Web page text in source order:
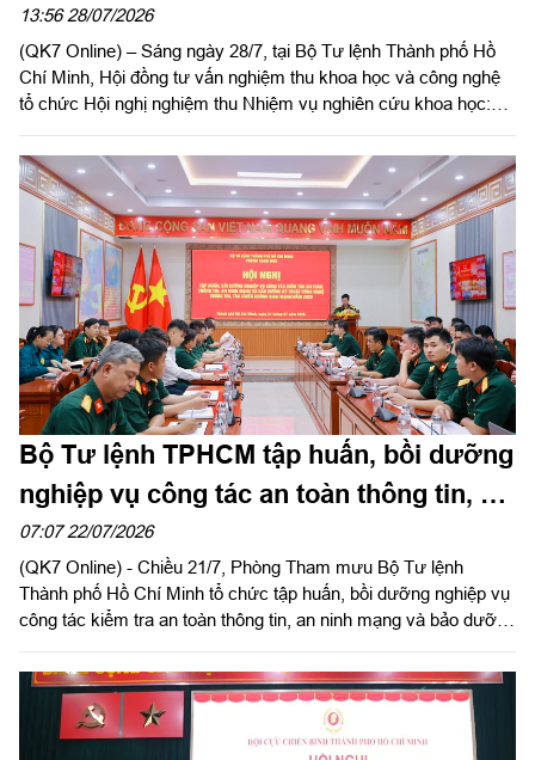
vững tiềm lực quốc phòng Thành phố
Hồ Chí Minh trong thời kỳ mới"
13:56 28/07/2026
(QK7 Online) – Sáng ngày 28/7, tại Bộ Tư lệnh Thành phố Hồ
Chí Minh, Hội đồng tư vấn nghiệm thu khoa học và công nghệ
tổ chức Hội nghị nghiệm thu Nhiệm vụ nghiên cứu khoa học:
phố Hồ Chí Minh trong thời kỳ mới”. Trung tướng, PGS, TS
Trần Thái Bình, nguyên Viện trưởng Viện Chiến lược Quốc
phòng, Chủ tịch Hội đồng; Trung tướng, PGS, TS Hoàng Văn
Minh, nguyên Giám đốc Học viện Lục quân, phó Chủ tịch Hội
đồng, đồng chủ trì nghiệm thu.
Bộ Tư lệnh TPHCM tập huấn, bồi dưỡng
nghiệp vụ công tác an toàn thông tin, an
ninh mạng 2026
07:07 22/07/2026
(QK7 Online) - Chiều 21/7, Phòng Tham mưu Bộ Tư lệnh
Thành phố Hồ Chí Minh tổ chức tập huấn, bồi dưỡng nghiệp vụ
công tác kiểm tra an toàn thông tin, an ninh mạng và bảo dưỡng
2026.